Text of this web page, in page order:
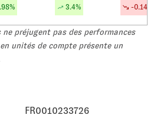
% 3.4% -0.14
ne préjugent pas des performances
unités de compte présente un
FR0010233726